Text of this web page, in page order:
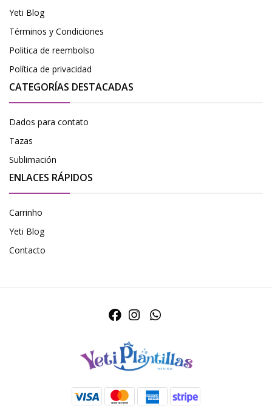
Yeti Blog
Términos y Condiciones
Politica de reembolso
Política de privacidad
CATEGORÍAS DESTACADAS
Dados para contato
Tazas
Sublimación
ENLACES RÁPIDOS
Carrinho
Yeti Blog
Contacto